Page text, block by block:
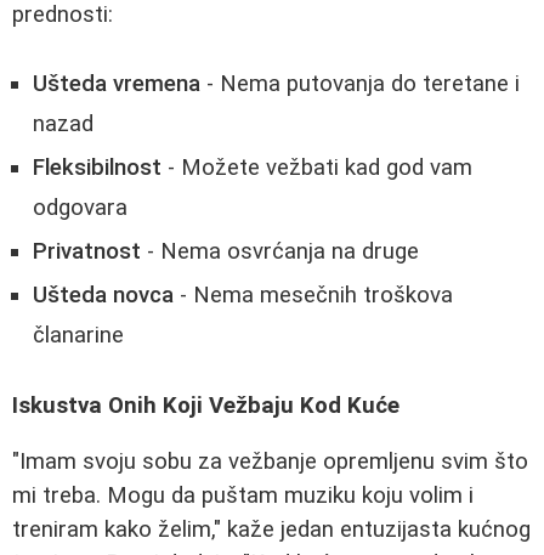
prednosti:
Ušteda vremena - Nema putovanja do teretane i
nazad
Fleksibilnost - Možete vežbati kad god vam
odgovara
Privatnost - Nema osvrćanja na druge
Ušteda novca - Nema mesečnih troškova
članarine
Iskustva Onih Koji Vežbaju Kod Kuće
"Imam svoju sobu za vežbanje opremljenu svim što
mi treba. Mogu da puštam muziku koju volim i
treniram kako želim," kaže jedan entuzijasta kućnog